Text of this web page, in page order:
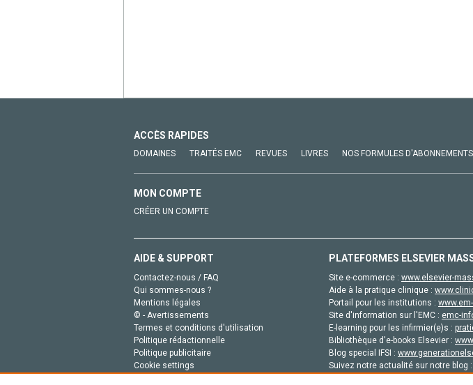
ACCÈS RAPIDES
DOMAINES TRAITÉS EMC REVUES LIVRES NOS FORMULES D'ABONNEMENTS
MON COMPTE
CRÉER UN COMPTE
AIDE & SUPPORT
Contactez-nous / FAQ
Qui sommes-nous ?
Mentions légales
© - Avertissements
Termes et conditions d'utilisation
Politique rédactionnelle
Politique publicitaire
Cookie settings
PLATEFORMES ELSEVIER
Site e-commerce : www.elsevier-
Aide à la pratique clinique :
Portail pour les institutions :
Site d'information sur l'EMC : emc-
E-learning pour les infirmier(e)s :
Bibliothèque d'e-books Elsevier :
Blog special IFSI :
Suivez notre actualité sur notre blog :